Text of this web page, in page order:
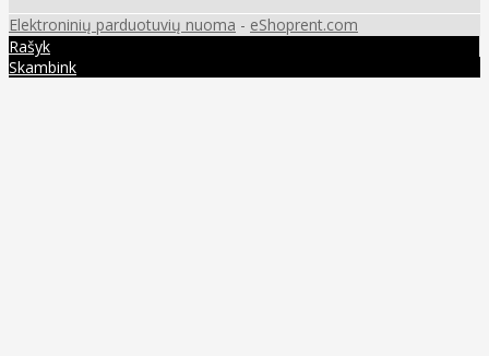
Elektroninių parduotuvių nuoma - eShoprent.com
Rašyk
Skambink